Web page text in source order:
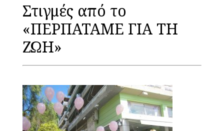
Στιγμές από το
«ΠΕΡΠΑΤΑΜΕ ΓΙΑ ΤΗ
ΖΩΗ»